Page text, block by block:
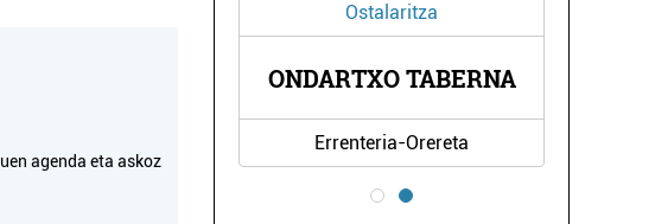
agenda eta askoz
Ostalaritza
ONDARTXO TABERNA
Errenteria-Orereta